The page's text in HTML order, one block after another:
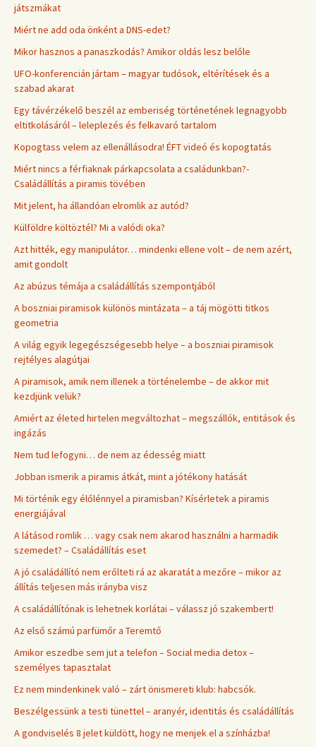
játszmákat
Miért ne add oda önként a DNS-edet?
Mikor hasznos a panaszkodás? Amikor oldás lesz belőle
UFO-konferencián jártam – magyar tudósok, eltérítések és a
szabad akarat
Egy távérzékelő beszél az emberiség történetének legnagyobb
eltitkolásáról – leleplezés és felkavaró tartalom
Kopogtass velem az ellenállásodra! ÉFT videó és kopogtatás
Miért nincs a férfiaknak párkapcsolata a családunkban?-
Családállítás a piramis tövében
Mit jelent, ha állandóan elromlik az autód?
Külföldre költöztél? Mi a valódi oka?
Azt hitték, egy manipulátor… mindenki ellene volt – de nem azért,
amit gondolt
Az abúzus témája a családállítás szempontjából
A boszniai piramisok különös mintázata – a táj mögötti titkos
geometria
A világ egyik legegészségesebb helye – a boszniai piramisok
rejtélyes alagútjai
A piramisok, amik nem illenek a történelembe – de akkor mit
kezdjünk velük?
Amiért az életed hirtelen megváltozhat – megszállók, entitások és
ingázás
Nem tud lefogyni… de nem az édesség miatt
Jobban ismerik a piramis átkát, mint a jótékony hatását
Mi történik egy élőlénnyel a piramisban? Kísérletek a piramis
energiájával
A látásod romlik … vagy csak nem akarod használni a harmadik
szemedet? – Családállítás eset
A jó családállító nem erőlteti rá az akaratát a mezőre – mikor az
állítás teljesen más irányba visz
A családállítónak is lehetnek korlátai – válassz jó szakembert!
Az első számú parfümőr a Teremtő
Amikor eszedbe sem jut a telefon – Social media detox –
személyes tapasztalat
Ez nem mindenkinek való – zárt önismereti klub: habcsók.
Beszélgessünk a testi tünettel – aranyér, identitás és családállítás
A gondviselés 8 jelet küldött, hogy ne menjek el a színházba!